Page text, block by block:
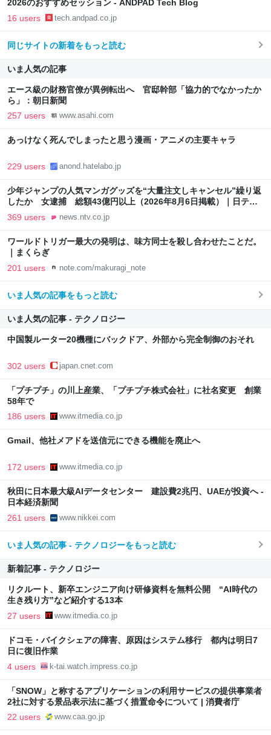
2026のおすすめセッション - ANDPAD Tech Blog
16 users tech.andpad.co.jp
同じサイトの新着をもっと読む
いま人気の記事
エース級の財務官僚が異例転出へ 官邸幹部「協力的でなかったか
ら」：朝日新聞
257 users www.asahi.com
あっけなく死んでしまったと思う漫画・アニメの主要キャラ
229 users anond.hatelabo.jp
少年ジャンプの人気マンガグッズを“大量注文しキャンセル”繰り返
したか 女逮捕 総額43億円以上（2026年8月6日掲載）｜日テレ
NEWS NNN
369 users news.ntv.co.jp
ワールドトリガー最大の発明は、味方同士を殺し合わせたことだ。
｜まくらぎ
201 users note.com/makuragi_note
いま人気の記事をもっと読む
いま人気の記事 - テクノロジー
中国製ルーター20機種にバックドア、外部から完全制御のおそれ
302 users japan.cnet.com
「プチプチ」の川上産業、「プチプチ株式会社」に社名変更 創業
58年で
186 users www.itmedia.co.jp
Gmail、他社メアドを送信元にできる機能を廃止へ
172 users www.itmedia.co.jp
秋田に日本最大級AIデータセンター 建設費2兆円、UAEが投資へ -
日本経済新聞
261 users www.nikkei.com
いま人気の記事 - テクノロジーをもっと読む
新着記事 - テクノロジー
リクルート、新卒エンジニア向け研修資料を無料公開 “AI時代の
生き残り方”など紹介する13本
27 users www.itmedia.co.jp
ドコモ・バイクシェアの障害、原因はシステム移行 都内は明日7
日に復旧作業
4 users k-tai.watch.impress.co.jp
「SNOW」と称するアプリケーションの利用サービスの提供事業者
2社に対する景品表示法に基づく措置命令について | 消費者庁
22 users www.caa.go.jp